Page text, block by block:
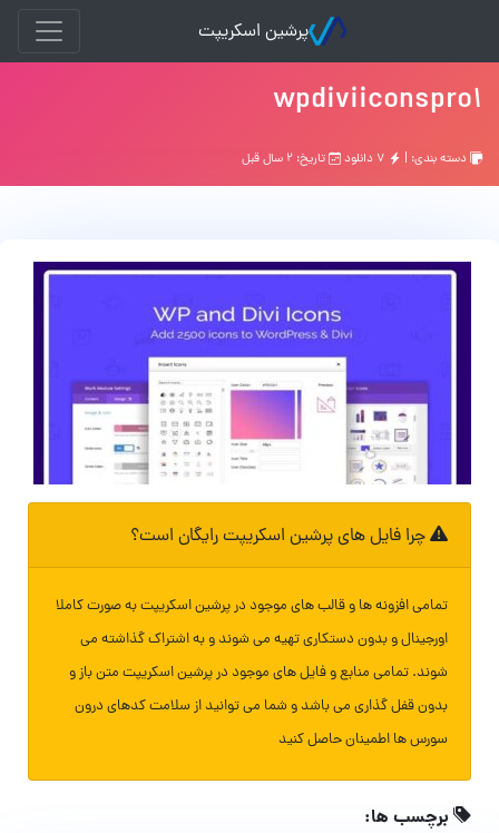
پرشین اسکریپت
wpdiviiconspro1
دسته بندی: | تاریخ: ۲ سال قبل
چرا فایل های پرشین اسکریپت رایگان است؟
تمامی افزونه ها و قالب های موجود در پرشین اسکریپت به صورت کاملا
اورجینال و بدون دستکاری تهیه می شوند و به اشتراک گذاشته می
شوند. تمامی منابع و فایل های موجود در پرشین اسکریپت متن باز و
بدون قفل گذاری می باشد و شما می توانید از سلامت کدهای درون
سورس ها اطمینان حاصل کنید
برچسب ها: